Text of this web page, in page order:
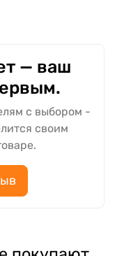
— ваш
с выбором -
своим